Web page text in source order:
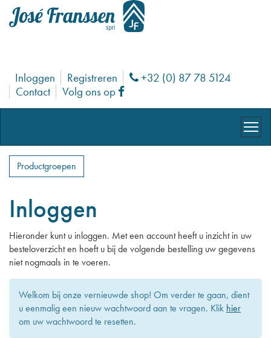
Inloggen Registreren Phone
+32 (0) 87 78 5124
Contact
Volg ons op Facebook
Productgroepen
Inloggen
Hieronder kunt u inloggen. Met een account heeft u inzicht in uw
besteloverzicht en hoeft u bij de volgende bestelling uw gegevens
niet nogmaals in te voeren.
Welkom bij onze vernieuwde shop! Om verder te gaan, dient
u eenmalig een nieuw wachtwoord aan te vragen. Klik hier
om uw wachtwoord te resetten.